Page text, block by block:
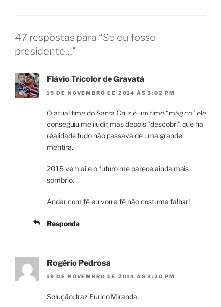
47 respostas para “Se eu fosse
presidente…”
Flávio Tricolor de Gravatá
19 DE NOVEMBRO DE 2014 ÀS 3:02 PM
O atual time do Santa Cruz é um time “mágico” ele
conseguiu me iludir, mas depois “descobri” que na
realidade tudo não passava de uma grande
mentira.
2015 vem aí e o futuro me parece ainda mais
sombrio.
Andar com fé eu vou a fé não costuma falhar!
Responda
Rogério Pedrosa
19 DE NOVEMBRO DE 2014 ÀS 3:20 PM
Solução: traz Eurico Miranda.